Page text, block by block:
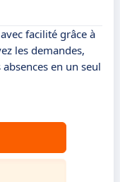
facilité grâce à
les demandes,
en un seul